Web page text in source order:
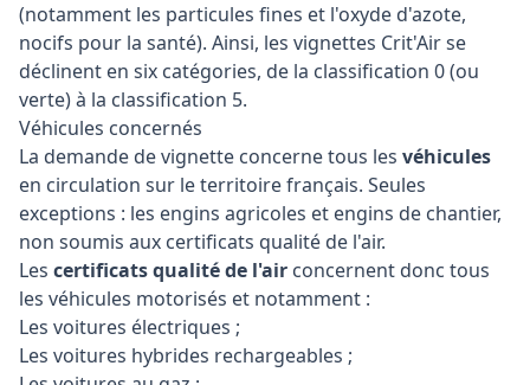
(notamment les particules fines et l'oxyde d'azote,
nocifs pour la santé). Ainsi, les vignettes Crit'Air se
déclinent en six catégories, de la classification 0 (ou
verte) à la classification 5.
Véhicules concernés
La demande de vignette concerne tous les véhicules
en circulation sur le territoire français. Seules
exceptions : les engins agricoles et engins de chantier,
non soumis aux certificats qualité de l'air.
Les certificats qualité de l'air concernent donc tous
les véhicules motorisés et notamment :
Les voitures électriques ;
Les voitures hybrides rechargeables ;